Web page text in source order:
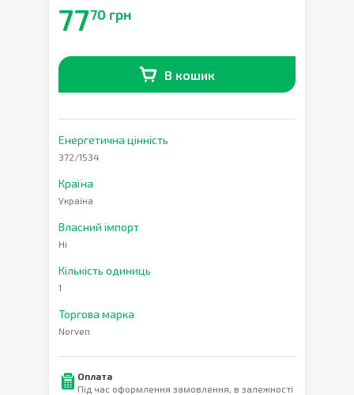
7770 грн
В кошик
Енергетична цінність
372/1534
Країна
Україна
Власний імпорт
Ні
Кількість одиниць
1
Торгова марка
Norven
Оплата
Під час оформлення замовлення, в залежності